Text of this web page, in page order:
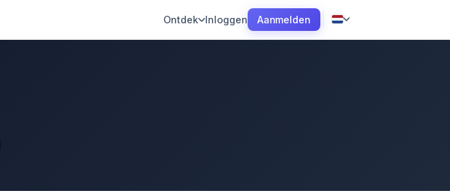
Ontdek Inloggen Aanmelden